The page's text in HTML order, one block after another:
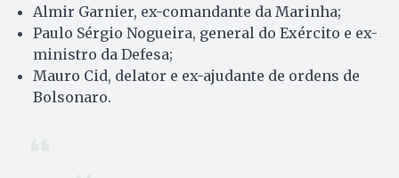
Almir Garnier, ex-comandante da Marinha;
Paulo Sérgio Nogueira, general do Exército e ex-
ministro da Defesa;
Mauro Cid, delator e ex-ajudante de ordens de
Bolsonaro.